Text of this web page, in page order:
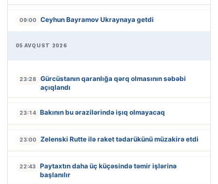
09:00 Ceyhun Bayramov Ukraynaya getdi
05 AVQUST 2026
23:28
Gürcüstanın qaranlığa qərq olmasının səbəbi
açıqlandı
23:14 Bakının bu ərazilərində işıq olmayacaq
23:00 Zelenski Rutte ilə raket tədarükünü müzakirə etdi
22:43
Paytaxtın daha üç küçəsində təmir işlərinə
başlanılır